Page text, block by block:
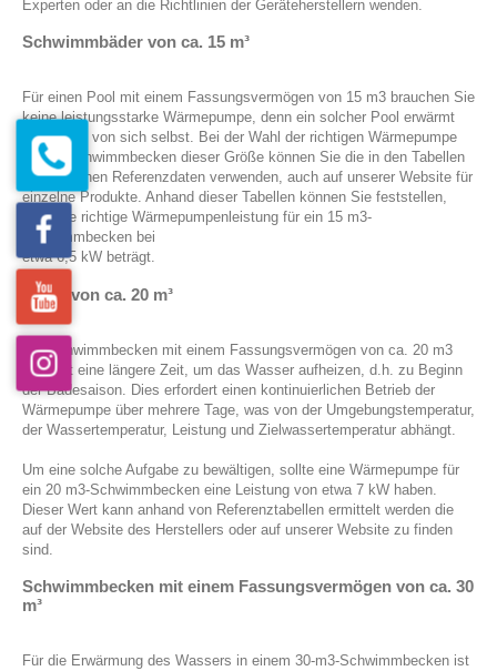
Experten oder an die Richtlinien der Geräteherstellern wenden.
Schwimmbäder von ca. 15 m³
Für einen Pool mit einem Fassungsvermögen von 15 m3 brauchen Sie
keine leistungsstarke Wärmepumpe, denn ein solcher Pool erwärmt
sich leicht von sich selbst. Bei der Wahl der richtigen Wärmepumpe
für ein Schwimmbecken dieser Größe können Sie die in den Tabellen
angegebenen Referenzdaten verwenden, auch auf unserer Website für
einzelne Produkte. Anhand dieser Tabellen können Sie feststellen,
dass die richtige Wärmepumpenleistung für ein 15 m3-
Schwimmbecken bei
etwa 6,5 kW beträgt.
Pools von ca. 20 m³
Ein Schwimmbecken mit einem Fassungsvermögen von ca. 20 m3
benötigt eine längere Zeit, um das Wasser aufheizen, d.h. zu Beginn
der Badesaison. Dies erfordert einen kontinuierlichen Betrieb der
Wärmepumpe über mehrere Tage, was von der Umgebungstemperatur,
der Wassertemperatur, Leistung und Zielwassertemperatur abhängt.
Um eine solche Aufgabe zu bewältigen, sollte eine Wärmepumpe für
ein 20 m3-Schwimmbecken eine Leistung von etwa 7 kW haben.
Dieser Wert kann anhand von Referenztabellen ermittelt werden die
auf der Website des Herstellers oder auf unserer Website zu finden
sind.
Schwimmbecken mit einem Fassungsvermögen von ca. 30
m³
Für die Erwärmung des Wassers in einem 30-m3-Schwimmbecken ist